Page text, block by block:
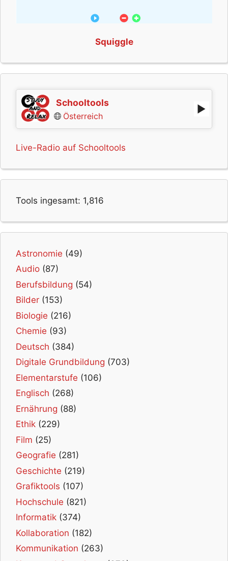
Squiggle
Schooltools
Österreich
Live-Radio auf Schooltools
Tools ingesamt: 1,816
Astronomie (49)
Audio (87)
Berufsbildung (54)
Bilder (153)
Biologie (216)
Chemie (93)
Deutsch (384)
Digitale Grundbildung (703)
Elementarstufe (106)
Englisch (268)
Ernährung (88)
Ethik (229)
Film (25)
Geografie (281)
Geschichte (219)
Grafiktools (107)
Hochschule (821)
Informatik (374)
Kollaboration (182)
Kommunikation (263)